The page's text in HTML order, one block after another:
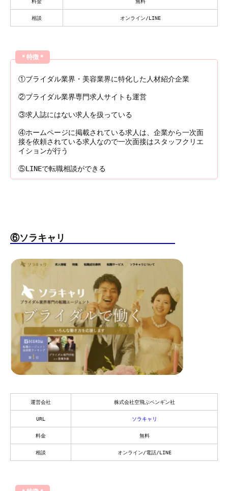
料金 無料
相談 オンライン/LINE
＊特徴＊
①ブライダル業界・美容業界に特化した人材紹介企業
②ブライダル業界専門求人サイトも運営
③求人誌にはない求人を扱っている
④ホームページに掲載されている求人は、企業から一次面
接を依頼されている求人なので一次面接はスタッフクリエ
イションが行う
⑤LINEで転職相談ができる
⑥ソラキャリ
運営会社 株式会社空飛ぶペンギン社
URL ソラキャリ
料金 無料
相談 オンライン/電話/LINE